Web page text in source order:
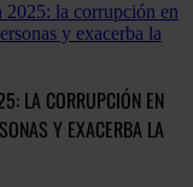
2025: la corrupción en
y exacerba la
LA CORRUPCIÓN EN
Y EXACERBA LA